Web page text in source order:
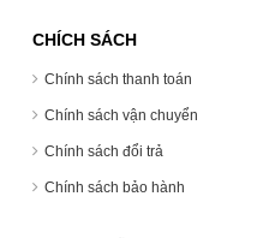
CHÍCH SÁCH
Chính sách thanh toán
Chính sách vận chuyển
Chính sách đổi trả
Chính sách bảo hành